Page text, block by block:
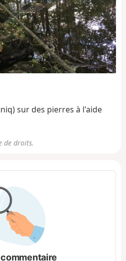
sur des pierres à l'aide
de droits.